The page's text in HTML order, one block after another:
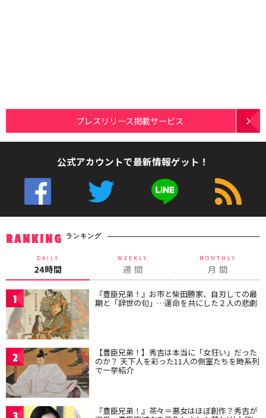
プレスリリース掲載サービス
公式アカウントで最新情報ゲット！
RANKING ランキング
DAILY
24時間
WEEKLY
週 間
MONTHLY
月 間
1 『豊臣兄弟！』お市と柴田勝家、自刃しての最
期と「辞世の句」…運命を共にした２人の悲劇
2 【豊臣兄弟！】秀吉は本当に「女狂い」だった
のか？ 天下人を彩った11人の側室たちを時系列
で一挙紹介
『豊臣兄弟！』茶々＝悪女はほぼ創作？秀吉が